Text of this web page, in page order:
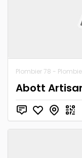
Plombier 78 -
Abott